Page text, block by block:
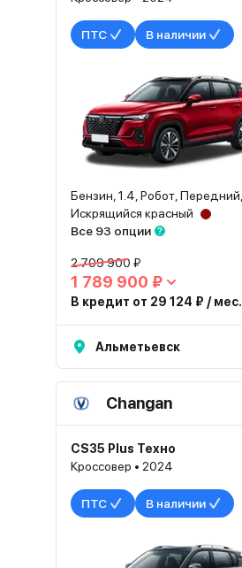
ПТС В наличии
Бензин, 1.4, Робот, Передний,
Искрящийся красный
Все 93 опции
2 709 900 ₽
1 789 900 ₽
В кредит от 29 124 ₽ / мес.
Альметьевск
Changan
CS35 Plus Техно
Кроссовер • 2024
ПТС В наличии